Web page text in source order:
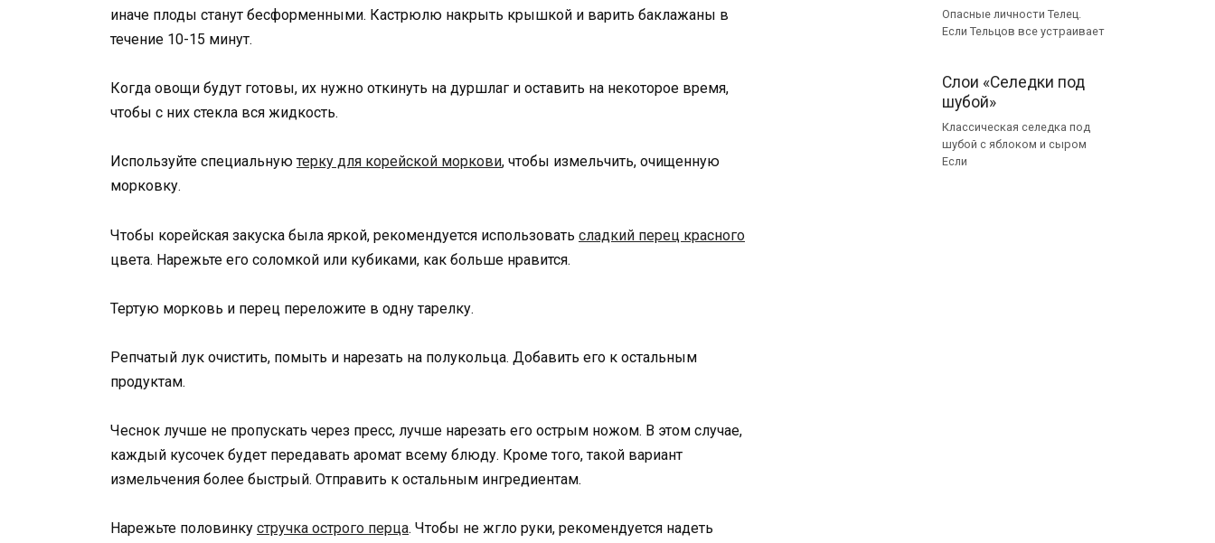
иначе плоды станут бесформенными. Кастрюлю накрыть крышкой и варить баклажаны в
течение 10-15 минут.
Когда овощи будут готовы, их нужно откинуть на дуршлаг и оставить на некоторое время,
чтобы с них стекла вся жидкость.
Используйте специальную терку для корейской моркови, чтобы измельчить, очищенную
морковку.
Чтобы корейская закуска была яркой, рекомендуется использовать сладкий перец красного
цвета. Нарежьте его соломкой или кубиками, как больше нравится.
Тертую морковь и перец переложите в одну тарелку.
Репчатый лук очистить, помыть и нарезать на полукольца. Добавить его к остальным
продуктам.
Чеснок лучше не пропускать через пресс, лучше нарезать его острым ножом. В этом случае,
каждый кусочек будет передавать аромат всему блюду. Кроме того, такой вариант
измельчения более быстрый. Отправить к остальным ингредиентам.
Нарежьте половинку стручка острого перца. Чтобы не жгло руки, рекомендуется надеть
Опасные личности Телец.
Если Тельцов все устраивает
Слои «Селедки под
шубой»
Классическая селедка под
шубой с яблоком и сыром
Если